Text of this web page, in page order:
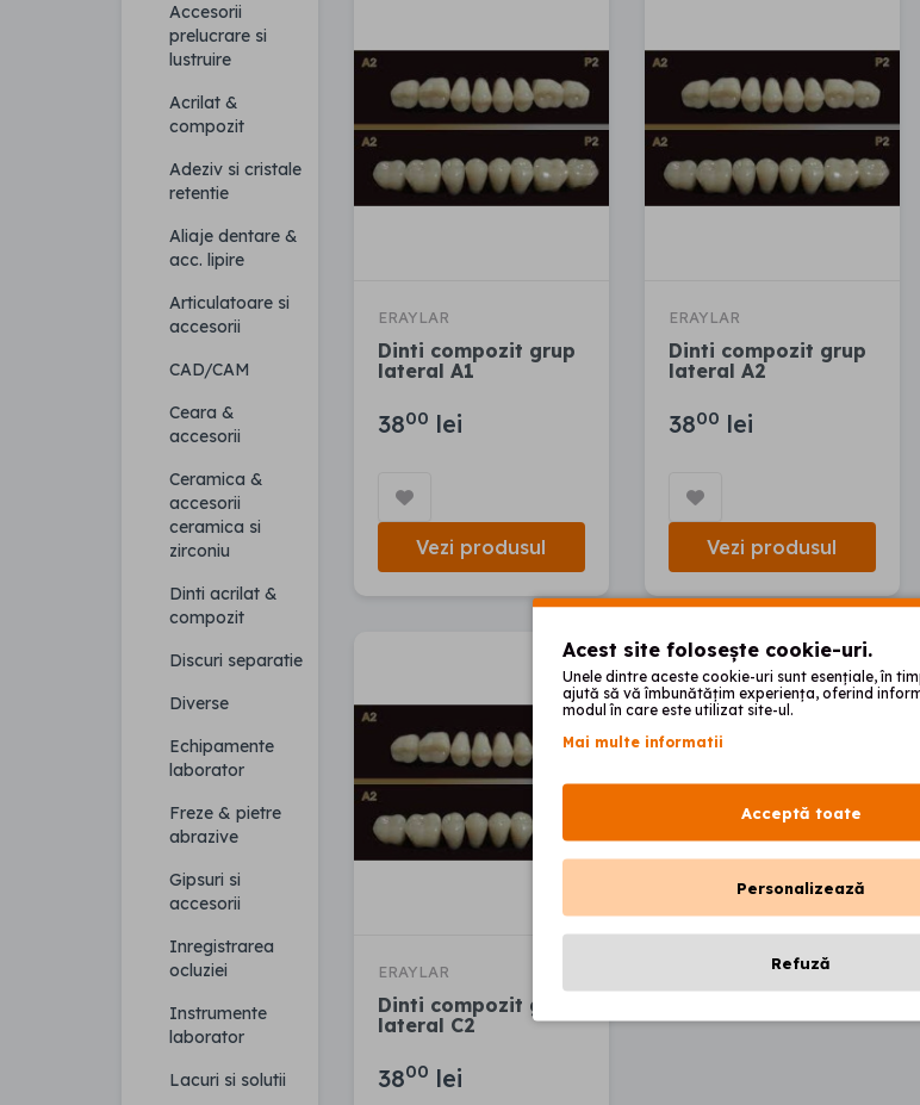
Accesorii
prelucrare si
lustruire
Acrilat &
compozit
Adeziv si cristale
retentie
Aliaje dentare &
acc. lipire
Articulatoare si
accesorii
CAD/CAM
Ceara &
accesorii
Ceramica &
accesorii
ceramica si
zirconiu
Dinti acrilat &
compozit
Discuri separatie
Diverse
Echipamente
laborator
Freze & pietre
abrazive
Gipsuri si
accesorii
Inregistrarea
ocluziei
Instrumente
laborator
Lacuri si solutii
ERAYLAR
Dinti compozit grup
lateral A1
3800 lei
Vezi produsul
ERAYLAR
Dinti compozit grup
lateral A2
3800 lei
Vezi produsul
ERAYLAR
Dinti compozit grup
lateral C2
3800 lei
Acest site folosește cookie-uri.
Unele dintre aceste cookie-uri sunt esențiale, în
ajută să vă îmbunătățim experiența, oferind
modul în care este utilizat site-ul.
Mai multe informatii
Acceptă toate
Personalizează
Refuză